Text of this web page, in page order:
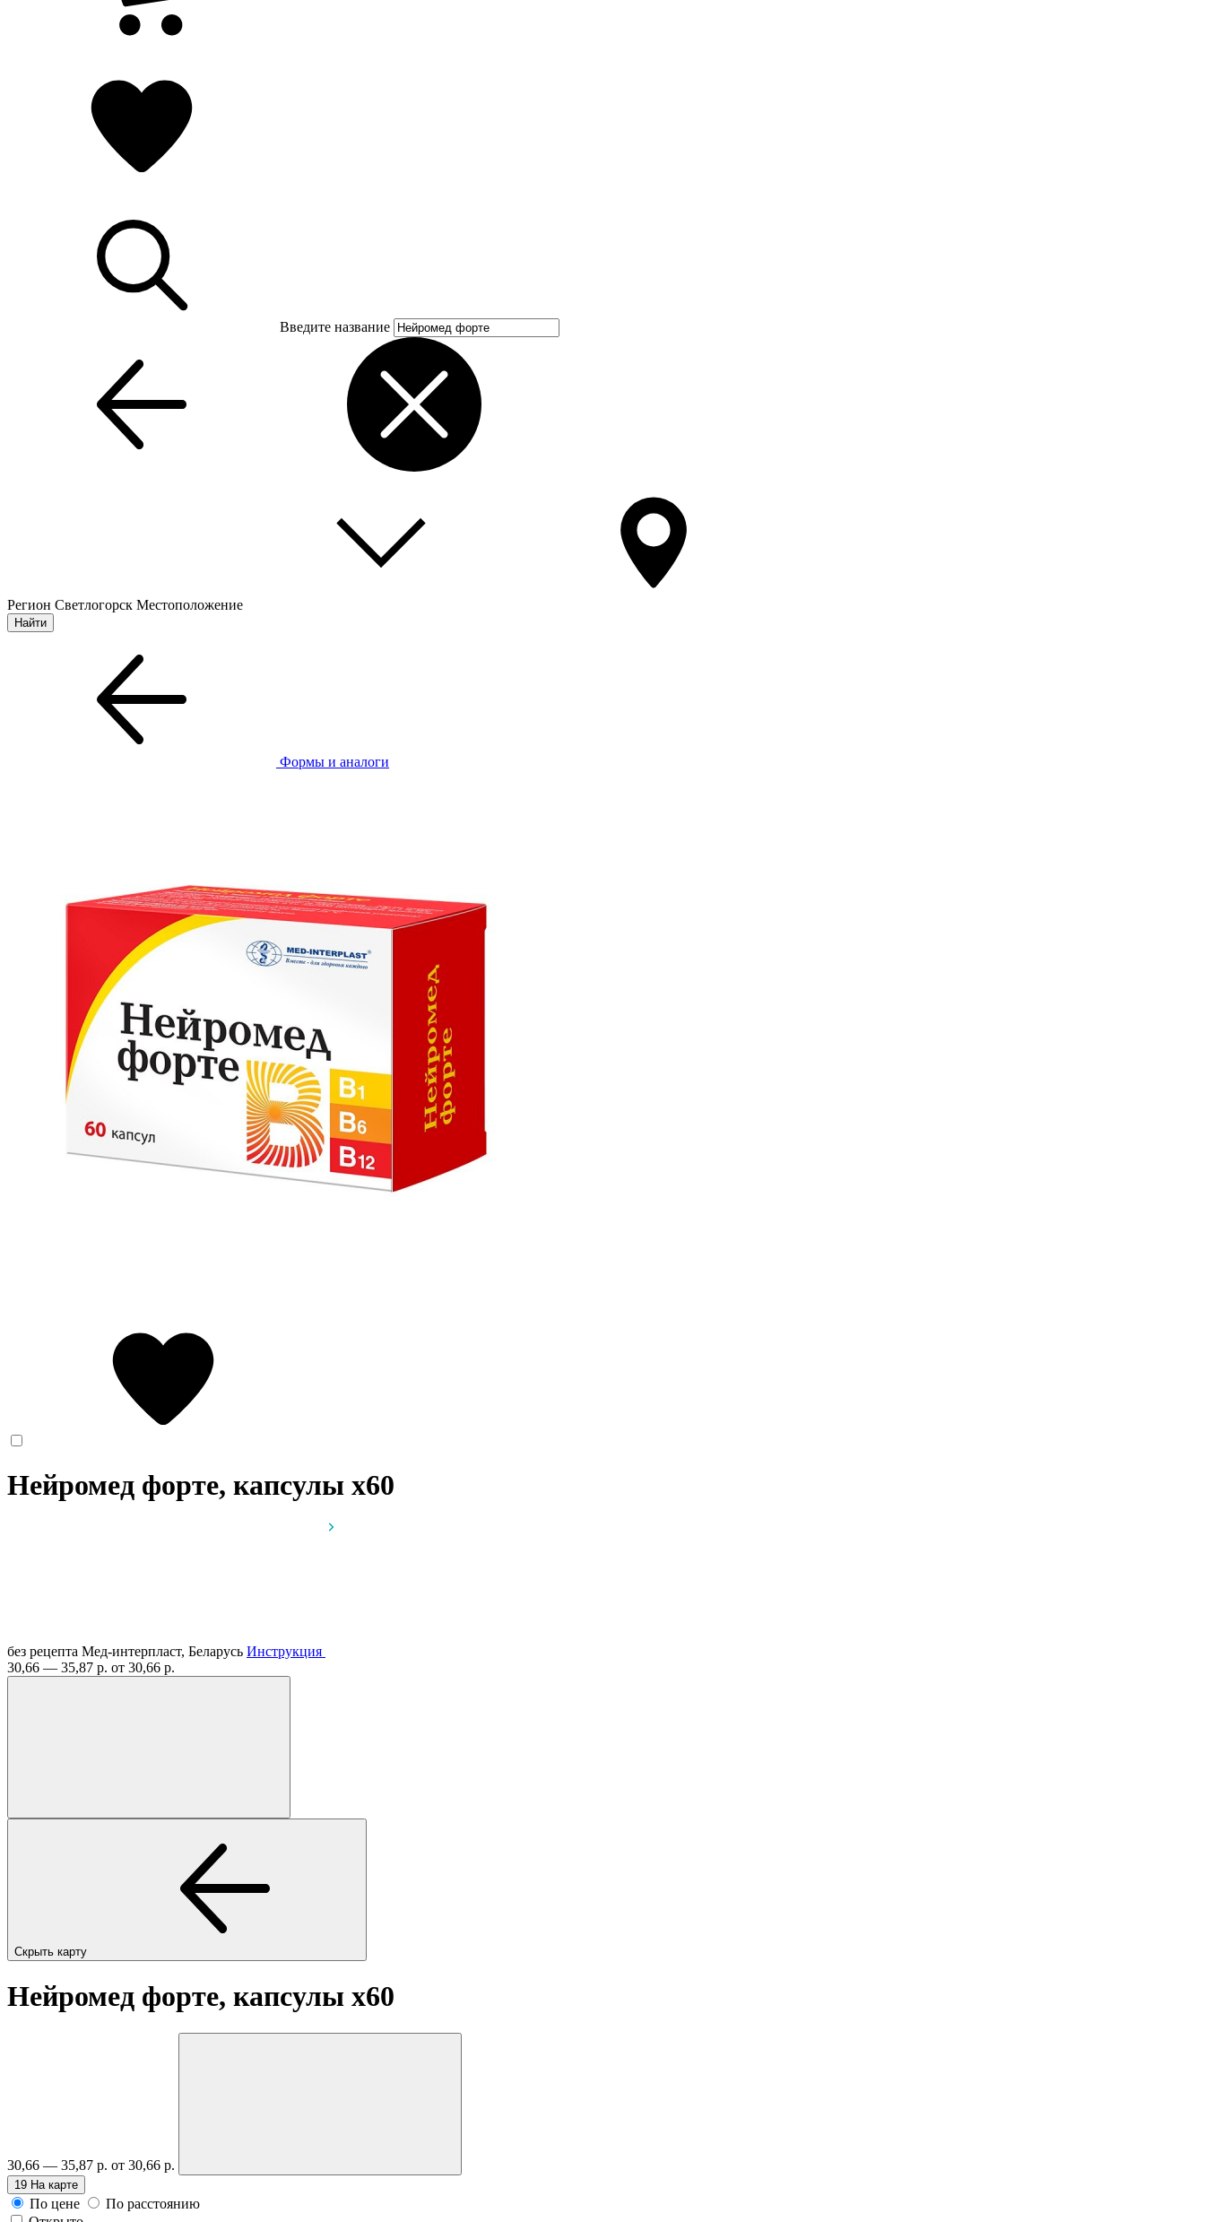
Введите название
Регион Светлогорск Местоположение
Формы и аналоги
Нейромед форте, капсулы x60
без рецепта Мед-интерпласт, Беларусь Инструкция
30,66 — 35,87 р. от 30,66 р.
Скрыть карту
Нейромед форте, капсулы x60
30,66 — 35,87 р. от 30,66 р.
19 На карте
По цене
По расстоянию